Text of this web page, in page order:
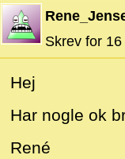
Skrev for
Hej
Har nogle ok
René